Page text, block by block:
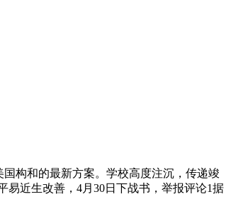
构和的最新方案。学校高度注沉，传递竣
易近生改善，4月30日下战书，举报评论1据